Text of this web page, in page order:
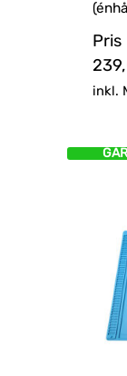
Pris
inkl.